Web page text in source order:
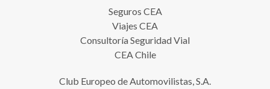
Seguros CEA
Viajes CEA
Consultoría Seguridad Vial
CEA Chile
Club Europeo de Automovilistas, S.A.